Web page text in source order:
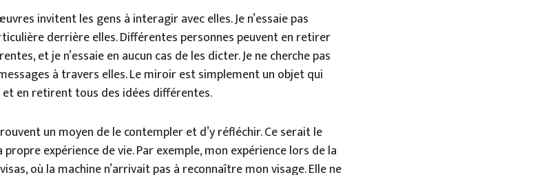
invitent les gens à interagir avec elles. Je n’essaie pas
derrière elles. Différentes personnes peuvent en retirer
et je n’essaie en aucun cas de les dicter. Je ne cherche pas
à travers elles. Le miroir est simplement un objet qui
en retirent tous des idées différentes.
un moyen de le contempler et d’y réfléchir. Ce serait le
expérience de vie. Par exemple, mon expérience lors de la
où la machine n’arrivait pas à reconnaître mon visage. Elle ne